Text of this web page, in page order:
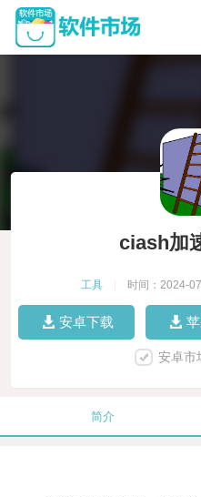
ciash加
工具 时间：2024-
安卓下载
安卓市
简介